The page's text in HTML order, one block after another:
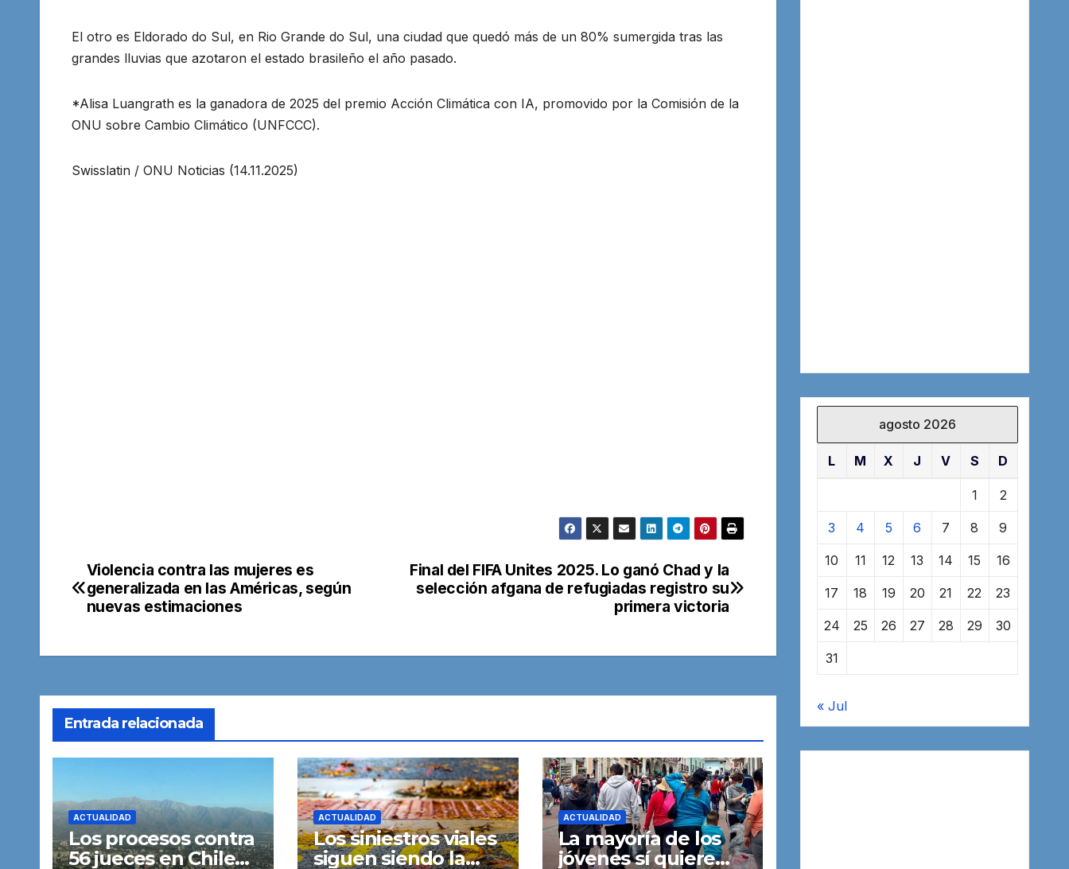
El otro es Eldorado do Sul, en Rio Grande do Sul, una ciudad que quedó más de un 80% sumergida tras las
grandes lluvias que azotaron el estado brasileño el año pasado.
*Alisa Luangrath es la ganadora de 2025 del premio Acción Climática con IA, promovido por la Comisión de la
ONU sobre Cambio Climático (UNFCCC).
Swisslatin / ONU Noticias (14.11.2025)
Navegación
de
Final del FIFA Unites 2025. Lo ganó Chad y la
selección afgana de refugiadas registro su
primera victoria
Violencia contra las mujeres es
generalizada en las Américas, según
nuevas estimaciones
Entrada relacionada
ACTUALIDAD
Los procesos contra
56 jueces en Chile
ACTUALIDAD
Los siniestros viales
siguen siendo la
ACTUALIDAD
La mayoría de los
jóvenes sí quiere
agosto 2026
L M X J V S D
1 2
3 4 5 6 7 8 9
10 11 12 13 14 15 16
17 18 19 20 21 22 23
24 25 26 27 28 29 30
31
« Jul